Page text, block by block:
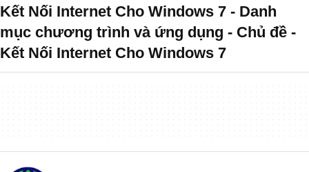
Kết Nối Internet Cho Windows 7 - Danh
mục chương trình và ứng dụng - Chủ đề -
Kết Nối Internet Cho Windows 7